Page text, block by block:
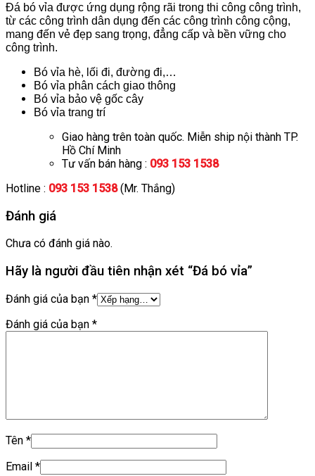
Đá bó vỉa được ứng dụng rộng rãi trong thi công công trình,
từ các công trình dân dụng đến các công trình công cộng,
mang đến vẻ đẹp sang trọng, đẳng cấp và bền vững cho
công trình.
Bó vỉa hè, lối đi, đường đi,…
Bó vỉa phân cách giao thông
Bó vỉa bảo vệ gốc cây
Bó vỉa trang trí
Giao hàng trên toàn quốc. Miễn ship nội thành TP.
Hồ Chí Minh
Tư vấn bán hàng : 093 153 1538
Hotline : 093 153 1538(Mr. Thắng)
Đánh giá
Chưa có đánh giá nào.
Hãy là người đầu tiên nhận xét “Đá bó vỉa”
Đánh giá của bạn *
Đánh giá của bạn *
Tên *
Email *